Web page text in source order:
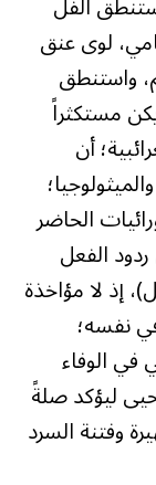
لوى عنق
واستنطق
مستكثراً
أن
الحاضر
الفعل
إذ لا مؤاخذة
نفسه؛
في الوفاء
ليؤكد صلةً
وفتنة السرد